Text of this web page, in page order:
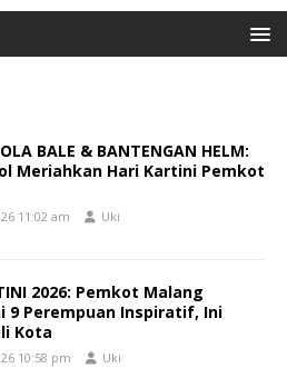
BALE & BANTENGAN HELM:
Meriahkan Hari Kartini Pemkot
11:02 am Uki
2026: Pemkot Malang
9 Perempuan Inspiratif, Ini
Kota
10:58 pm Uki